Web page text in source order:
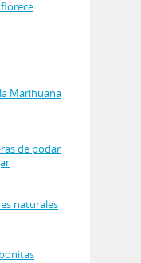
Marihuana
de podar
naturales